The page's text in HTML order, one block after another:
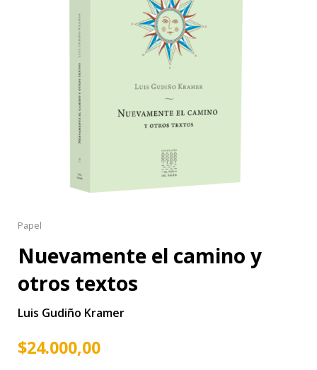
Papel
Nuevamente el camino y
otros textos
Luis Gudiño Kramer
$24.000,00